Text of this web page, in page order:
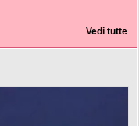
Vedi tutte